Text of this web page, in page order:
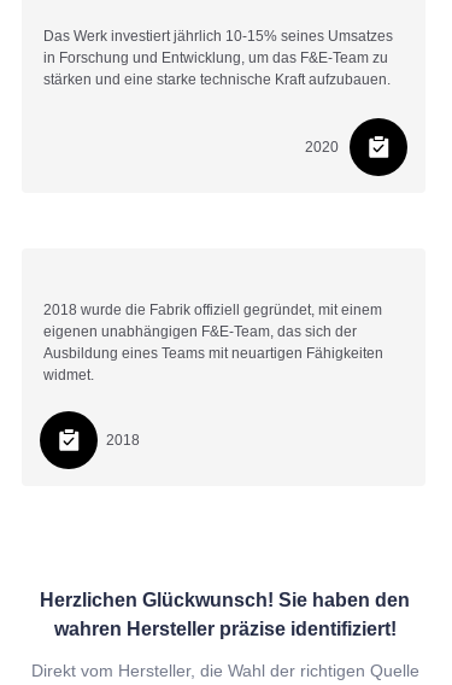
2020
Das Werk investiert jährlich 10-15% seines Umsatzes
in Forschung und Entwicklung, um das F&E-Team zu
stärken und eine starke technische Kraft aufzubauen.
2018
2018 wurde die Fabrik offiziell gegründet, mit einem
eigenen unabhängigen F&E-Team, das sich der
Ausbildung eines Teams mit neuartigen Fähigkeiten
widmet.
Herzlichen Glückwunsch! Sie haben den
wahren Hersteller präzise identifiziert!
Direkt vom Hersteller, die Wahl der richtigen Quelle